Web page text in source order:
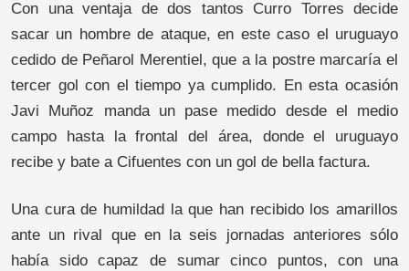
Con una ventaja de dos tantos Curro Torres decide
sacar un hombre de ataque, en este caso el uruguayo
cedido de Peñarol Merentiel, que a la postre marcaría el
tercer gol con el tiempo ya cumplido. En esta ocasión
Javi Muñoz manda un pase medido desde el medio
campo hasta la frontal del área, donde el uruguayo
recibe y bate a Cifuentes con un gol de bella factura.
Una cura de humildad la que han recibido los amarillos
ante un rival que en la seis jornadas anteriores sólo
había sido capaz de sumar cinco puntos, con una